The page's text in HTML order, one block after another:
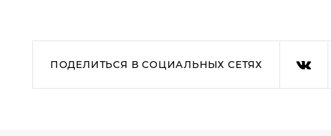
ПОДЕЛИТЬСЯ В СОЦИАЛЬНЫХ СЕТЯХ